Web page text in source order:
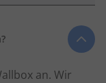
an. Wir